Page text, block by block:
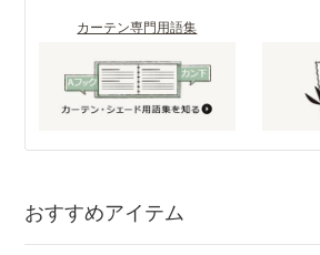
カーテン専門用語集
おすすめアイテム